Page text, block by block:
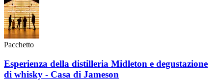
Pacchetto
Esperienza della distilleria Midleton e degustazione
di whisky - Casa di Jameson